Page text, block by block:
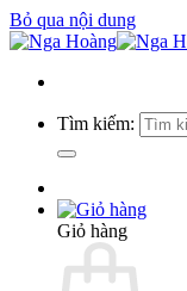
Bỏ qua nội dung
Tìm kiếm:
Giỏ hàng